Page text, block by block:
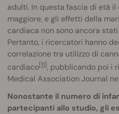
adulti. In questa fascia di età
maggiore, e gli effetti della
cardiaca non sono ancora
Pertanto, i ricercatori hanno
correlazione tra utilizzo di
cardiaco[11], pubblicando poi i
Medical Association Journal
Nonostante il numero di
partecipanti allo studio, gli